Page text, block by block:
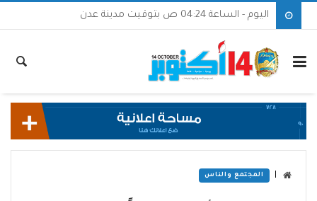
اليوم - الساعة 04:24 ص بتوقيت مدينة عدن
المجتمع والناس